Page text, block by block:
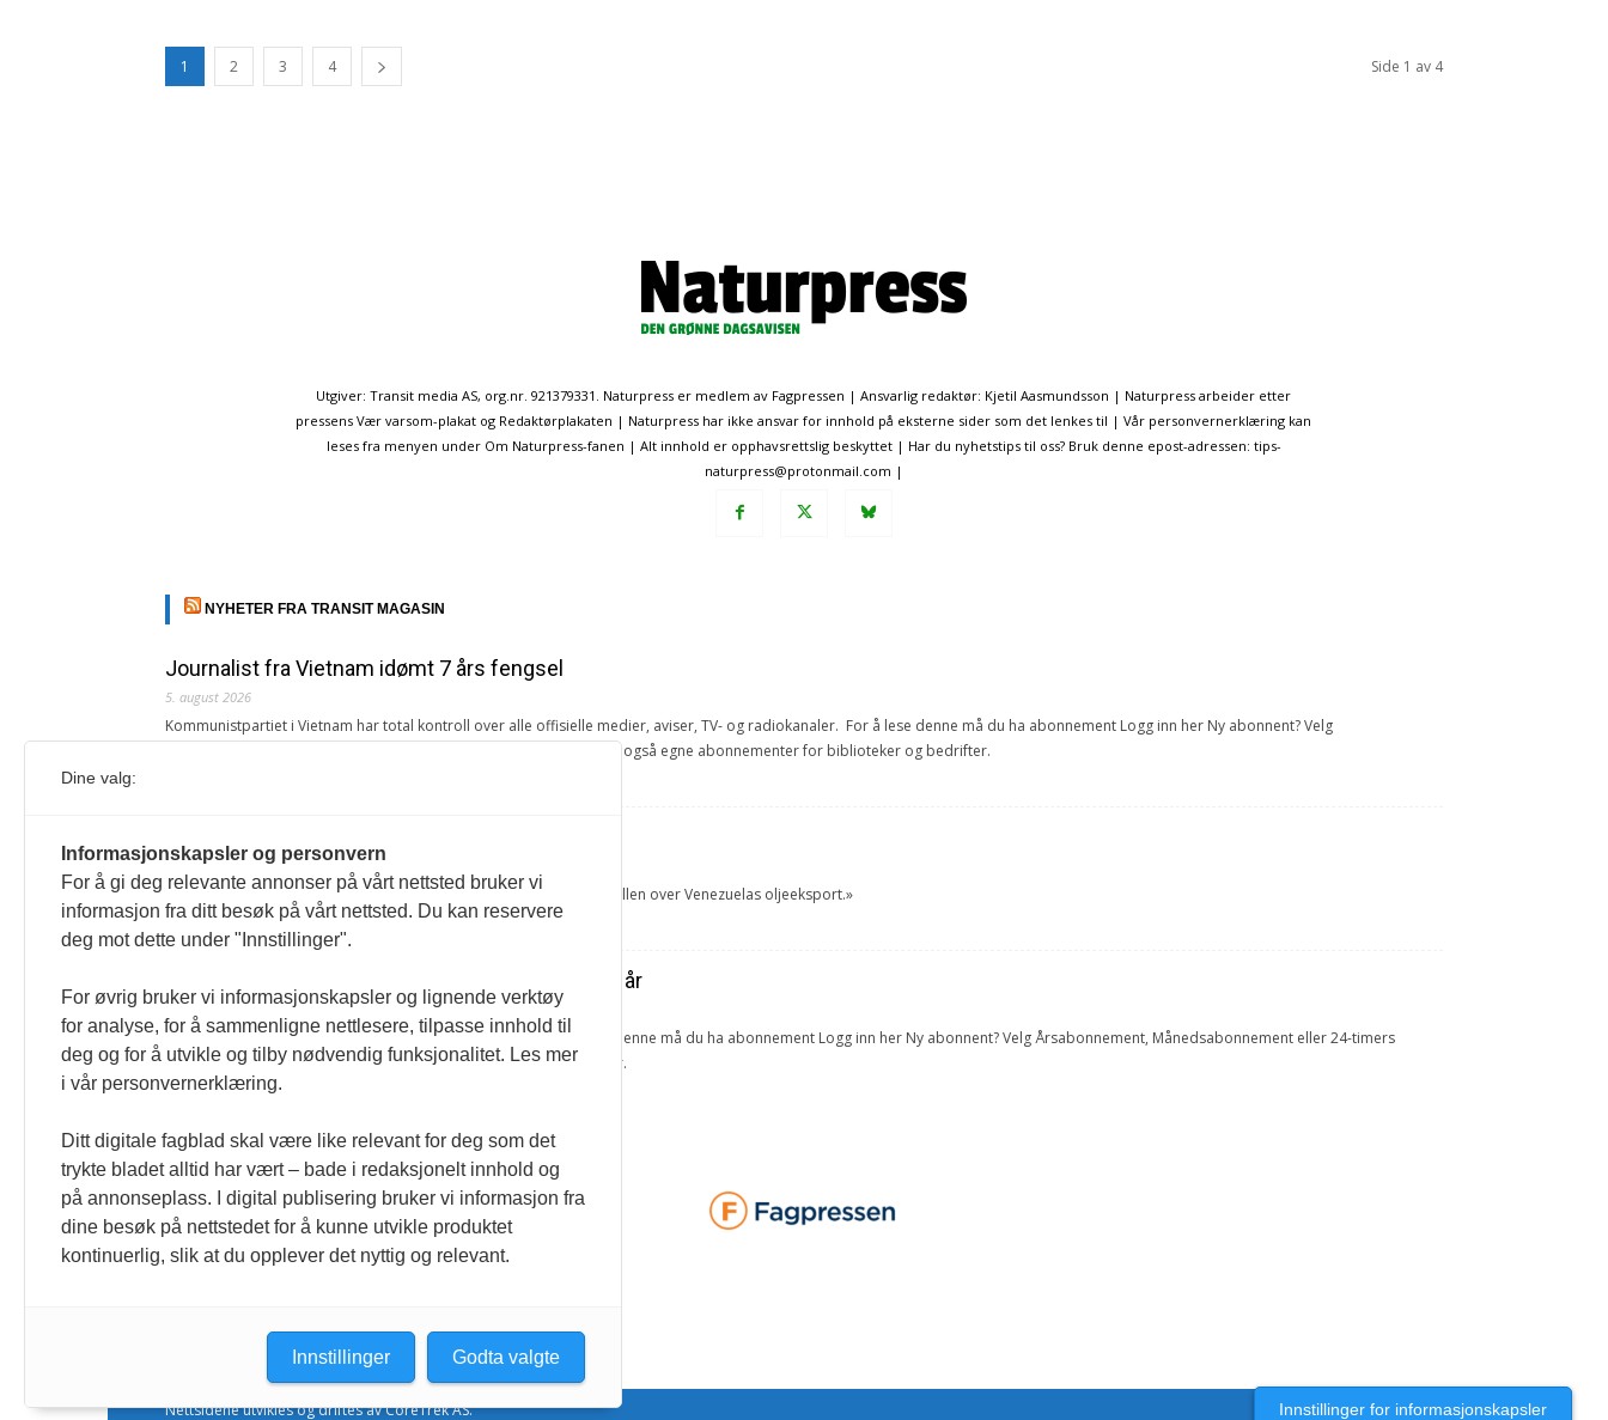
1 2 3 4 Side 1 av 4
Utgiver: Transit media AS, org.nr. 921379331. Naturpress er medlem av Fagpressen | Ansvarlig redaktør: Kjetil Aasmundsson | Naturpress arbeider etter
pressens Vær varsom-plakat og Redaktørplakaten | Naturpress har ikke ansvar for innhold på eksterne sider som det lenkes til | Vår personvernerklæring kan
leses fra menyen under Om Naturpress-fanen | Alt innhold er opphavsrettslig beskyttet | Har du nyhetstips til oss? Bruk denne epost-adressen: tips-
naturpress@protonmail.com |
NYHETER FRA TRANSIT MAGASIN
Journalist fra Vietnam idømt 7 års fengsel
5. august 2026
Kommunistpartiet i Vietnam har total kontroll over alle offisielle medier, aviser, TV- og radiokanaler. For å lese denne må du ha abonnement Logg inn her Ny abonnent? Velg
Årsabonnement, Månedsabonnement eller 24-timers tilgang. Vi har også egne abonnementer for biblioteker og bedrifter.
4. august 2026
« Etter at Maduro ble tatt til fange i januar 2026, overtok USA kontrollen over Venezuelas oljeeksport.»
Sonia Zapata, jurist
117,8 millioner er på flukt, en nedgang fra forrige år
1. august 2026
Ville ha tilsvart verdens trettende største land i folketall. For å lese denne må du ha abonnement Logg inn her Ny abonnent? Velg Årsabonnement, Månedsabonnement eller 24-timers
tilgang. Vi har også egne abonnementer for biblioteker og bedrifter.
Redaksjonen
Nettsidene utvikles og driftes av CoreTrek AS. Innstillinger for informasjonskapsler
Dine valg:
Informasjonskapsler og personvern
For å gi deg relevante annonser på vårt nettsted bruker vi
informasjon fra ditt besøk på vårt nettsted. Du kan reservere
deg mot dette under "Innstillinger".
For øvrig bruker vi informasjonskapsler og lignende verktøy
for analyse, for å sammenligne nettlesere, tilpasse innhold til
deg og for å utvikle og tilby nødvendig funksjonalitet. Les mer
i vår personvernerklæring.
Ditt digitale fagblad skal være like relevant for deg som det
trykte bladet alltid har vært – bade i redaksjonelt innhold og
på annonseplass. I digital publisering bruker vi informasjon fra
dine besøk på nettstedet for å kunne utvikle produktet
kontinuerlig, slik at du opplever det nyttig og relevant.
Godta valgte
Innstillinger